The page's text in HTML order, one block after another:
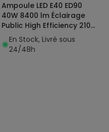
Ampoule LED E40 ED90
40W 8400 lm Éclairage
Public High Efficiency 210
lm/W Class A
En Stock, Livré sous
24/48h